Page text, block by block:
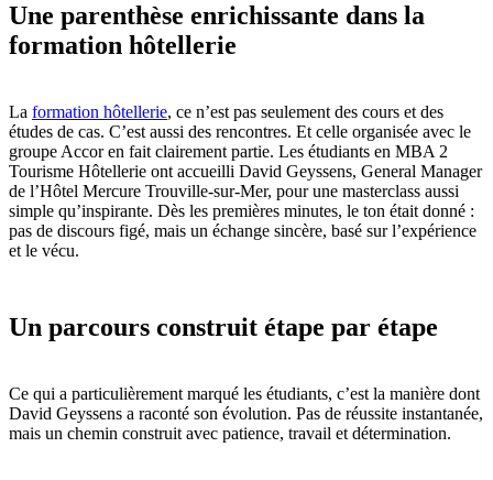
Une parenthèse enrichissante dans la
formation hôtellerie
La formation hôtellerie, ce n’est pas seulement des cours et des
études de cas. C’est aussi des rencontres. Et celle organisée avec le
groupe Accor en fait clairement partie. Les étudiants en MBA 2
Tourisme Hôtellerie ont accueilli David Geyssens, General Manager
de l’Hôtel Mercure Trouville-sur-Mer, pour une masterclass aussi
simple qu’inspirante. Dès les premières minutes, le ton était donné :
pas de discours figé, mais un échange sincère, basé sur l’expérience
et le vécu.
Un parcours construit étape par étape
Ce qui a particulièrement marqué les étudiants, c’est la manière dont
David Geyssens a raconté son évolution. Pas de réussite instantanée,
mais un chemin construit avec patience, travail et détermination.